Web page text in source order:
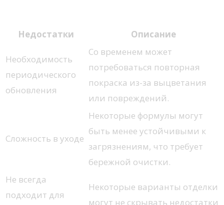
Недостатки Описание
Необходимость
периодического
обновления
Со временем может
потребоваться повторная
покраска из-за выцветания
или повреждений.
Сложность в уходе
Некоторые формулы могут
быть менее устойчивыми к
загрязнениям, что требует
бережной очистки.
Не всегда
подходит для
Некоторые варианты отделки
могут не скрывать недостатки